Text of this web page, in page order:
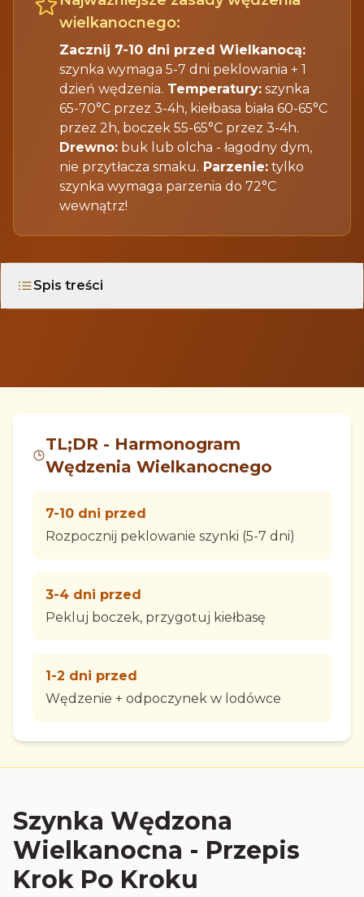
wielkanocnego:
Zacznij 7-10 dni przed Wielkanocą:
szynka wymaga 5-7 dni peklowania + 1
dzień wędzenia. Temperatury: szynka
65-70°C przez 3-4h, kiełbasa biała 60-65°C
przez 2h, boczek 55-65°C przez 3-4h.
Drewno: buk lub olcha - łagodny dym,
nie przytłacza smaku. Parzenie: tylko
szynka wymaga parzenia do 72°C
wewnątrz!
Spis treści
TL;DR - Harmonogram
Wędzenia Wielkanocnego
7-10 dni przed
Rozpocznij peklowanie szynki (5-7 dni)
3-4 dni przed
Pekluj boczek, przygotuj kiełbasę
1-2 dni przed
Wędzenie + odpoczynek w lodówce
Szynka Wędzona
Wielkanocna - Przepis
Krok Po Kroku